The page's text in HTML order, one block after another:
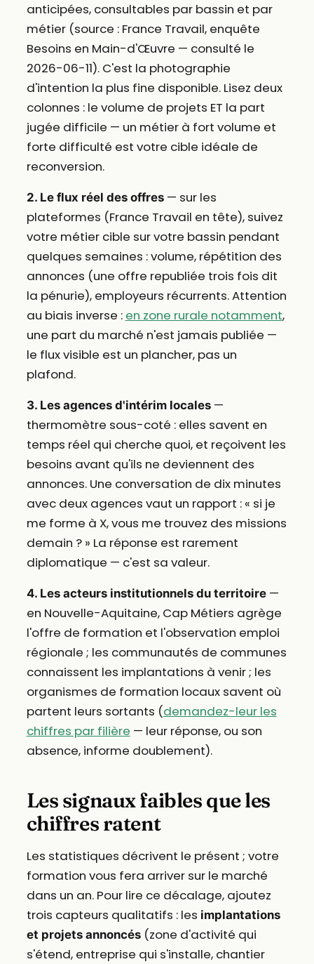
anticipées, consultables par bassin et par
métier (source : France Travail, enquête
Besoins en Main-d'Œuvre — consulté le
2026-06-11). C'est la photographie
d'intention la plus fine disponible. Lisez deux
colonnes : le volume de projets ET la part
jugée difficile — un métier à fort volume et
forte difficulté est votre cible idéale de
reconversion.
2. Le flux réel des offres— sur les
plateformes (France Travail en tête), suivez
votre métier cible sur votre bassin pendant
quelques semaines : volume, répétition des
annonces (une offre republiée trois fois dit
la pénurie), employeurs récurrents. Attention
au biais inverse : en zone rurale notamment,
une part du marché n'est jamais publiée —
le flux visible est un plancher, pas un
plafond.
3. Les agences d'intérim locales—
thermomètre sous-coté : elles savent en
temps réel qui cherche quoi, et reçoivent les
besoins avant qu'ils ne deviennent des
annonces. Une conversation de dix minutes
avec deux agences vaut un rapport : « si je
me forme à X, vous me trouvez des missions
demain ? » La réponse est rarement
diplomatique — c'est sa valeur.
4. Les acteurs institutionnels du territoire—
en Nouvelle-Aquitaine, Cap Métiers agrège
l'offre de formation et l'observation emploi
régionale ; les communautés de communes
connaissent les implantations à venir ; les
organismes de formation locaux savent où
partent leurs sortants (demandez-leur les
chiffres par filière — leur réponse, ou son
absence, informe doublement).
Les signaux faibles que les
chiffres ratent
Les statistiques décrivent le présent ; votre
formation vous fera arriver sur le marché
dans un an. Pour lire ce décalage, ajoutez
trois capteurs qualitatifs : les implantations
et projets annoncés(zone d'activité qui
s'étend, entreprise qui s'installe, chantier